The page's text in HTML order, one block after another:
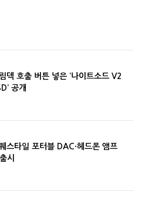
덱 호출 버튼 넣은 ‘나이트소드 V2
공개
스타일 포터블 DAC·헤드폰 앰프
시